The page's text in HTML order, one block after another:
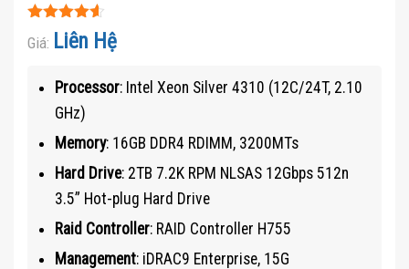
Được xếp
hạng4.55
Giá: Liên Hệ
Processor: Intel Xeon Silver 4310 (12C/24T, 2.10
GHz)
Memory: 16GB DDR4 RDIMM, 3200MTs
Hard Drive: 2TB 7.2K RPM NLSAS 12Gbps 512n
3.5” Hot-plug Hard Drive
Raid Controller: RAID Controller H755
Management: iDRAC9 Enterprise, 15G